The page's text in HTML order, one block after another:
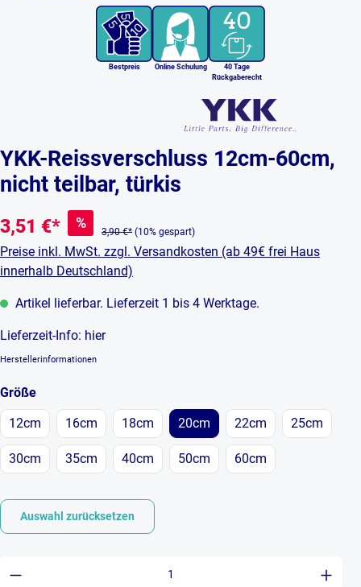
Bestpreis Online Schulung
40 Tage
Rückgaberecht
YKK-Reissverschluss 12cm-60cm,
nicht teilbar, türkis
3,51 €* %
3,90 €* (10% gespart)
Preise inkl. MwSt. zzgl. Versandkosten (ab 49€ frei Haus
innerhalb Deutschland)
Artikel lieferbar. Lieferzeit 1 bis 4 Werktage.
Lieferzeit-Info: hier
Herstellerinformationen
Größeauswählen
12cm 16cm 18cm 20cm 22cm 25cm
30cm 35cm 40cm 50cm 60cm
Auswahl zurücksetzen
Anzahl: Gib den gewünschten Wert